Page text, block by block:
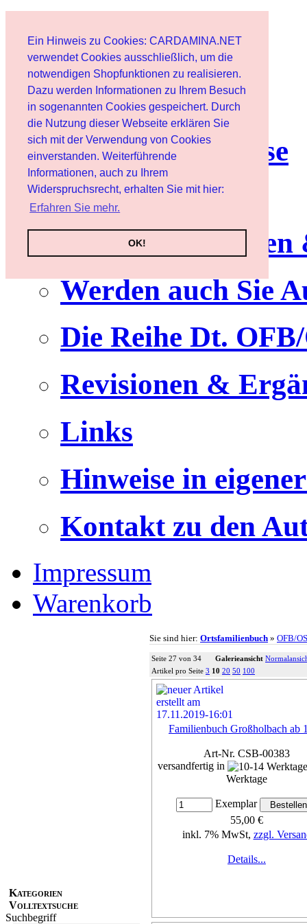
Ein Hinweis zu Cookies: CARDAMINA.NET
verwendet Cookies ausschließlich, um die
notwendigen Shopfunktionen zu realisieren.
Dazu werden Informationen zu Ihrem Besuch
in sogenannten Cookies gespeichert. Durch
die Nutzung dieser Webseite erklären Sie
sich mit der Verwendung von Cookies
einverstanden. Weiterführende
Informationen, auch zu Ihrem
Widerspruchsrecht, erhalten Sie mit hier:
Erfahren Sie mehr.
OK!
Benutzer
Newsletter
Nutzungshinweise
Service
Werden auch Sie
Die Reihe Dt.
Revisionen &
Links
Hinweise in
Kontakt zu den
Impressum
Warenkorb
Kategorien
Volltextsuche
Suchbegriff
Sie sind hier: Ortsfamilienbuch » OFB/
Seite 27 von 34 Galerieansicht
Artikel pro Seite 3 10 20 50 100
Familienbuch Großholbach ab
Art-Nr. CSB-00383
versandfertig in
Werktage
Exemplar
55,00 €
inkl. 7% MwSt, zzgl.
Details...